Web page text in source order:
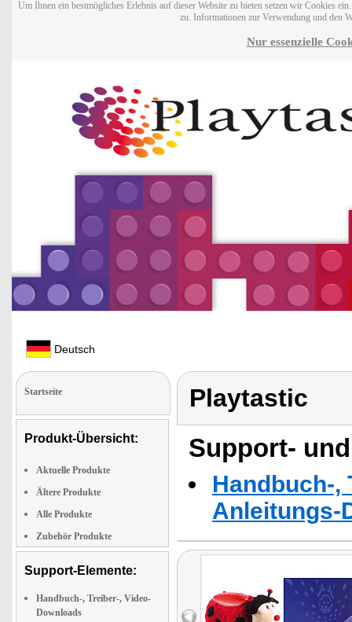
Um Ihnen ein bestmögliches Erlebnis auf dieser Website zu bieten setzen wir Cookies
zu. Informationen zur Verwendung und den
Nur essenzielle
Deutsch
Startseite
Produkt-Übersicht:
Aktuelle Produkte
Ältere Produkte
Alle Produkte
Zubehör Produkte
Support-Elemente:
Handbuch-, Treiber-, Video-
Downloads
Playtastic
Support-
Handbuch-,
Anleitungs-